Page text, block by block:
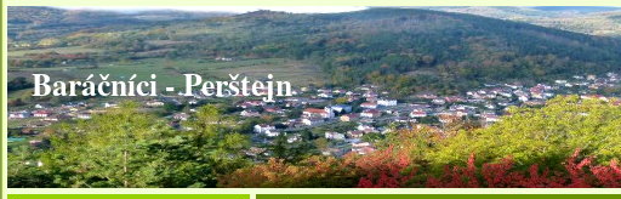
Baráčníci - Perštejn